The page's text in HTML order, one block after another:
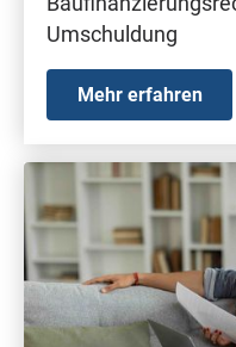
Umschuldung
Mehr erfahren